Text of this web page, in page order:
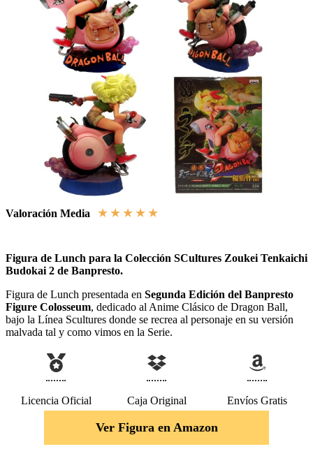
Valoración Media ★ ★ ★ ★ ★
Figura de Lunch para la Colección SCultures Zoukei Tenkaichi
Budokai 2 de Banpresto.
Figura de Lunch presentada en Segunda Edición del Banpresto
Figure Colosseum, dedicado al Anime Clásico de Dragon Ball,
bajo la Línea Scultures donde se recrea al personaje en su versión
malvada tal y como vimos en la Serie.
Licencia Oficial Caja Original Envíos Gratis
Ver Figura en Amazon